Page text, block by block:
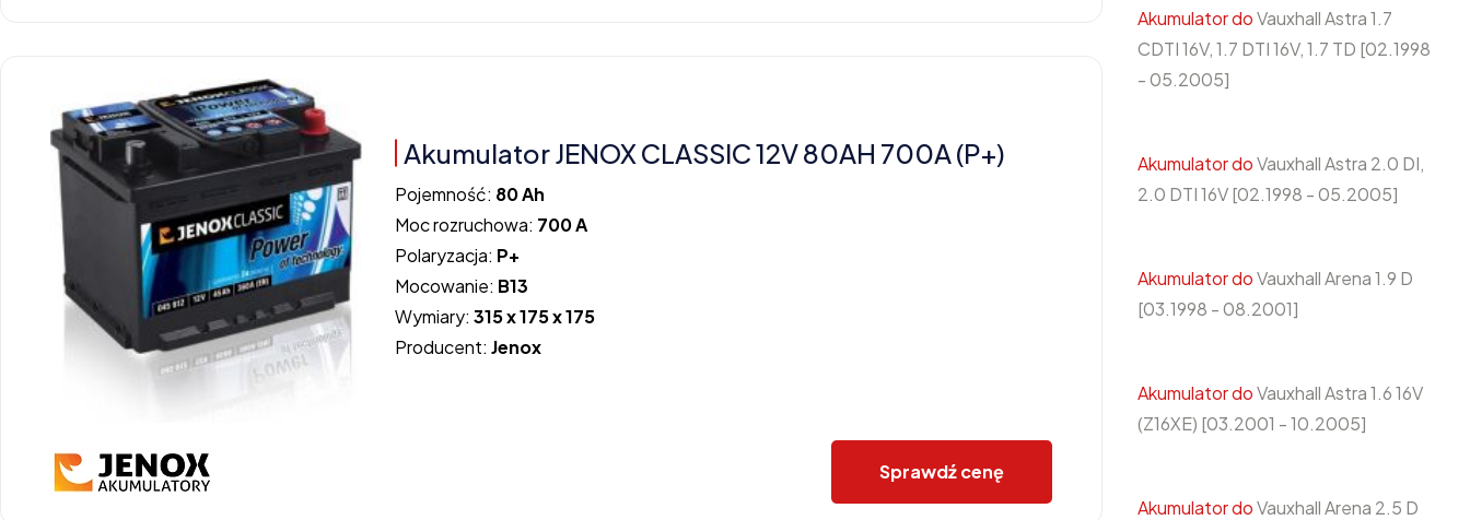
Akumulator JENOX CLASSIC 12V 80AH 700A (P+)
Pojemność: 80 Ah
Moc rozruchowa: 700 A
Polaryzacja: P+
Mocowanie: B13
Wymiary:315 x 175 x 175
Producent:Jenox
Sprawdź cenę
Akumulator doVauxhall Astra 1.7
CDTI 16V, 1.7 DTI 16V, 1.7 TD [02.1998
- 05.2005]
Akumulator doVauxhall Astra 2.0 DI,
2.0 DTI 16V [02.1998 - 05.2005]
Akumulator doVauxhall Arena 1.9 D
[03.1998 - 08.2001]
Akumulator doVauxhall Astra 1.6 16V
(Z16XE) [03.2001 - 10.2005]
Akumulator doVauxhall Arena 2.5 D